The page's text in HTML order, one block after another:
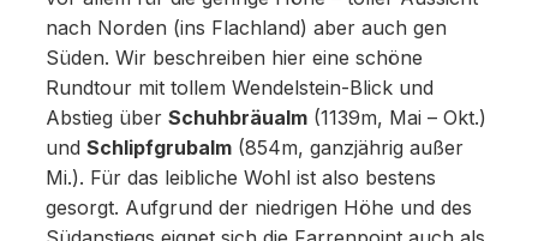
nach Norden (ins Flachland) aber auch gen
Süden. Wir beschreiben hier eine schöne
Rundtour mit tollem Wendelstein-Blick und
Abstieg über Schuhbräualm(1139m, Mai – Okt.)
und Schlipfgrubalm(854m, ganzjährig außer
Mi.). Für das leibliche Wohl ist also bestens
gesorgt. Aufgrund der niedrigen Höhe und des